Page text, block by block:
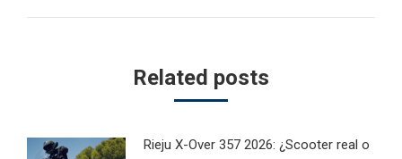
Related posts
Rieju X-Over 357 2026: ¿Scooter real o